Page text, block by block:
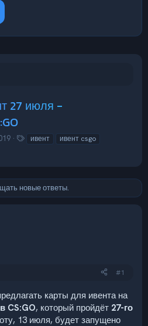
27 июля -
Т ивент
ивент csgo
новые ответы.
#1
карты для ивента на
CS:GO, который пройдёт 27-го
13 июля, будет запущено